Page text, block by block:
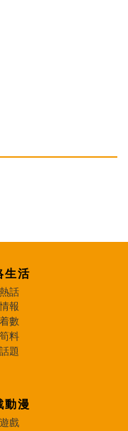
生活
話
報
數
料
題
動漫
戲